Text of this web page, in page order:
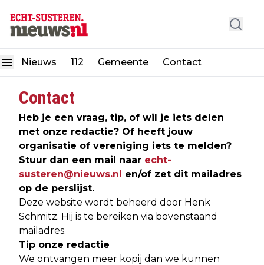
Nieuws 112 Gemeente Contact
Contact
Heb je een vraag, tip, of wil je iets delen
met onze redactie? Of heeft jouw
organisatie of vereniging iets te melden?
Stuur dan een mail naar echt-
susteren@nieuws.nl en/of zet dit mailadres
op de perslijst.
Deze website wordt beheerd door Henk
Schmitz. Hij is te bereiken via bovenstaand
mailadres.
Tip onze redactie
We ontvangen meer kopij dan we kunnen